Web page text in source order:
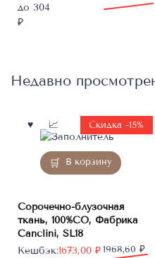
цена
составляла
цена:
3040,00 ₽.
до 304
₽
Недавно
В корзину
Скидка -15%
Сорочечно-блузочная
ткань, 100%CO, Фабрика
Canclini, SL18
1968,60 ₽
Первоначальная
1673,00 ₽
Текущая
Кешбэк: